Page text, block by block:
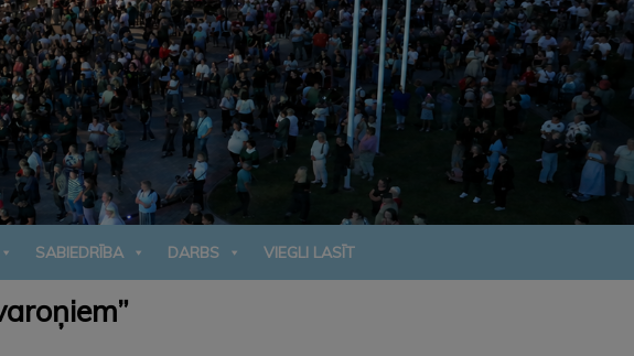
SABIEDRĪBA DARBS VIEGLI LASĪT